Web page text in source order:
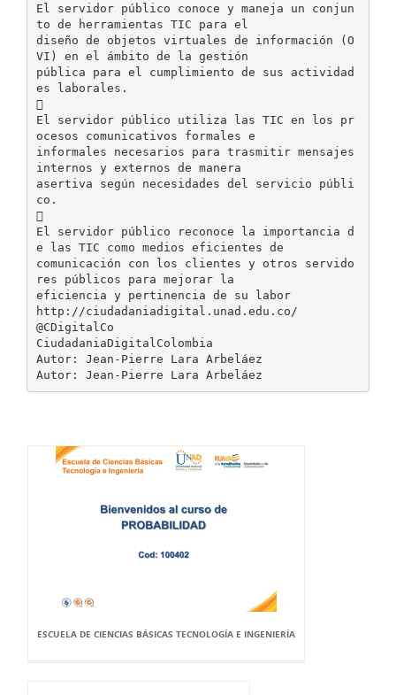
El servidor público conoce y maneja un conjun
to de herramientas TIC para el
diseño de objetos virtuales de información (O
VI) en el ámbito de la gestión
pública para el cumplimiento de sus actividad
es laborales.

El servidor público utiliza las TIC en los pr
ocesos comunicativos formales e
informales necesarios para trasmitir mensajes
internos y externos de manera
asertiva según necesidades del servicio públi
co.

El servidor público reconoce la importancia d
e las TIC como medios eficientes de
comunicación con los clientes y otros servido
res públicos para mejorar la
eficiencia y pertinencia de su labor
http://ciudadaniadigital.unad.edu.co/
@CDigitalCo
CiudadaniaDigitalColombia
Autor: Jean-Pierre Lara Arbeláez
ESCUELA DE CIENCIAS BÁSICAS TECNOLOGÍA E INGENIERÍA